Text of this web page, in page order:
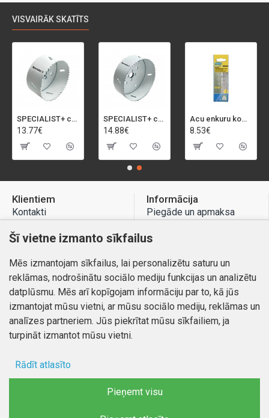
VISVAIRĀK SKATĪTS
SPECIALIST+ caurumu zāģis BI-METAL, 92 mm
13.77€
SPECIALIST+ caurumu zāģis BI-METAL, 98 mm
14.88€
Acu enkuru komplekts, 3-13 mm, Rapid, 12 gab.
8.53€
Klientiem
Kontakti
Preču atgriešana
Mans profils
Pasūtījumi
Informācija
Piegāde un apmaksa
Atteikuma tiesības
Kontakti
aizsargātas
Šī vietne izmanto sīkfailus
Mēs izmantojam sīkfailus, lai personalizētu saturu un
reklāmas, nodrošinātu sociālo mediju funkcijas un analizētu
datplūsmu. Mēs arī kopīgojam informāciju par to, kā jūs
izmantojat mūsu vietni, ar mūsu sociālo mediju, reklāmas un
analīzes partneriem. Jūs piekrītat mūsu sīkfailiem, ja
turpināt izmantot mūsu vietni.
Rādīt atlasīto
Pieņemt visu